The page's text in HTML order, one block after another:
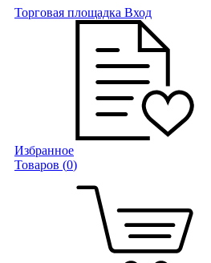
Торговая площадка Вход
Избранное
Товаров (0)